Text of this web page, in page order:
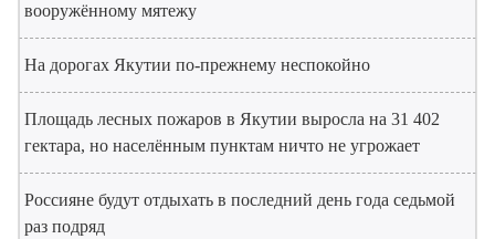
вооружённому мятежу
На дорогах Якутии по-прежнему неспокойно
Площадь лесных пожаров в Якутии выросла на 31 402
гектара, но населённым пунктам ничто не угрожает
Россияне будут отдыхать в последний день года седьмой
раз подряд